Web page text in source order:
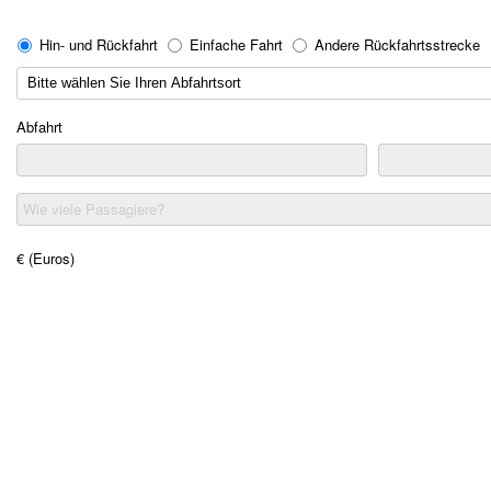
Hin- und Rückfahrt Einfache Fahrt Andere Rückfahrtsstrecke
Abfahrt
Wie viele Passagiere?
€ (Euros)